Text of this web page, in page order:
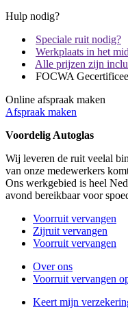
Hulp nodig?
Speciale ruit nodig?
Werkplaats in het
Alle prijzen zijn
FOCWA
Online afspraak maken
Afspraak maken
Voordelig Autoglas
Wij leveren de ruit veelal
van onze medewerkers
Ons werkgebied is heel
avond bereikbaar voor
Voorruit vervangen
Zijruit vervangen
Voorruit vervangen
Over ons
Voorruit vervangen
Keert mijn